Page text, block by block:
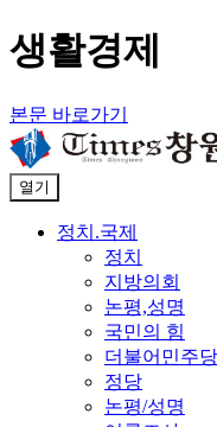
생활경제
본문 바로가기
열기
정치.국제
정치
지방의회
논평,성명
국민의 힘
더불어민주당
정당
논평/성명